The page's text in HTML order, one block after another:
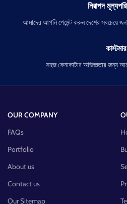
নিরাপদ
আমাদের আপনি পেমেন্ট করুন দেশের সবচেয়ে
সহজ কেনাকাটার অভিজ্ঞতার জন্য
OUR COMPANY
FAQs
Portfolio
About us
Contact us
Our Sitemap